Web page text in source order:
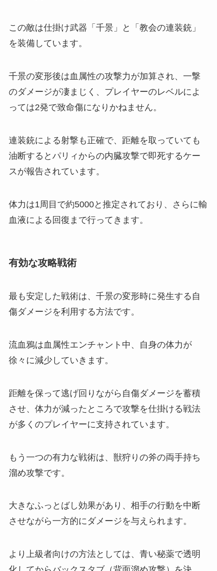
この敵は仕掛け武器「千景」と「教会の連装銃」
を装備しています。
千景の変形後は血属性の攻撃力が加算され、一撃
のダメージが凄まじく、プレイヤーのレベルによ
っては2発で致命傷になりかねません。
連装銃による射撃も正確で、距離を取っていても
油断するとパリィからの内臓攻撃で即死するケー
スが報告されています。
体力は1周目で約5000と推定されており、さらに輸
血液による回復まで行ってきます。
有効な攻略戦術
最も安定した戦術は、千景の変形時に発生する自
傷ダメージを利用する方法です。
流血鴉は血属性エンチャント中、自身の体力が
徐々に減少していきます。
距離を保って逃げ回りながら自傷ダメージを蓄積
させ、体力が減ったところで攻撃を仕掛ける戦法
が多くのプレイヤーに支持されています。
もう一つの有力な戦術は、獣狩りの斧の両手持ち
溜め攻撃です。
大きなふっとばし効果があり、相手の行動を中断
させながら一方的にダメージを与えられます。
より上級者向けの方法としては、青い秘薬で透明